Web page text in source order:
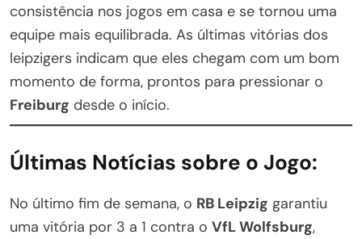
consistência nos jogos em casa e se tornou uma
equipe mais equilibrada. As últimas vitórias dos
leipzigers indicam que eles chegam com um bom
momento de forma, prontos para pressionar o
Freiburg desde o início.
Últimas Notícias sobre o Jogo:
No último fim de semana, o RB Leipzig garantiu
uma vitória por 3 a 1 contra o VfL Wolfsburg,